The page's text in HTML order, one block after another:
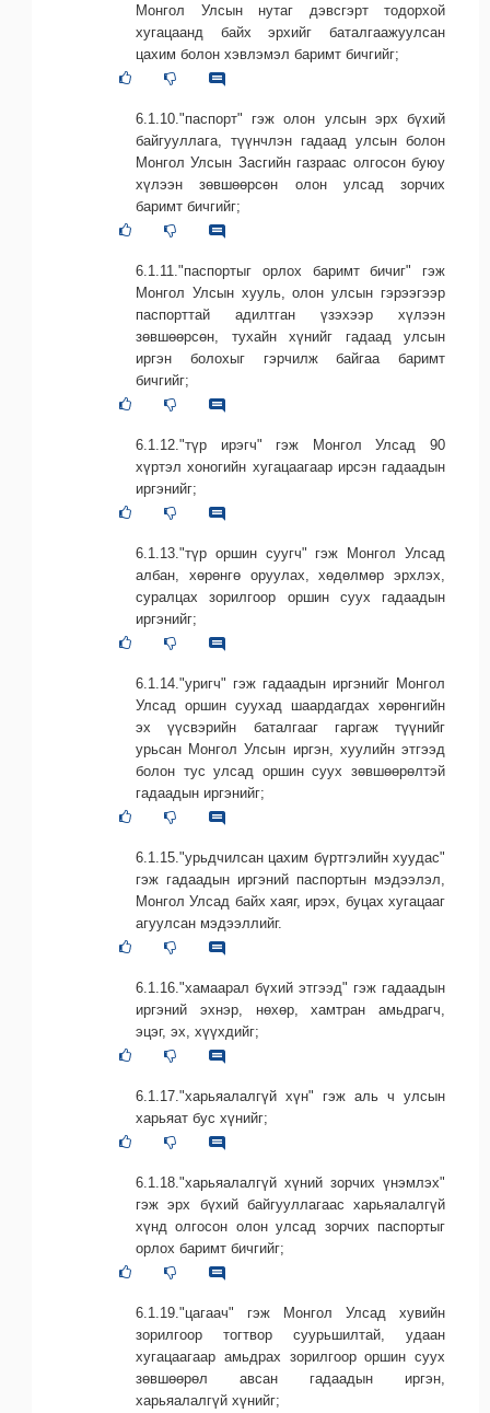
Монгол Улсын нутаг дэвсгэрт тодорхой
хугацаанд байх эрхийг баталгаажуулсан
цахим болон хэвлэмэл баримт бичгийг;
6.1.10."паспорт" гэж олон улсын эрх бүхий
байгууллага, түүнчлэн гадаад улсын болон
Монгол Улсын Засгийн газраас олгосон буюу
хүлээн зөвшөөрсөн олон улсад зорчих
баримт бичгийг;
6.1.11."паспортыг орлох баримт бичиг" гэж
Монгол Улсын хууль, олон улсын гэрээгээр
паспорттай адилтган үзэхээр хүлээн
зөвшөөрсөн, тухайн хүнийг гадаад улсын
иргэн болохыг гэрчилж байгаа баримт
бичгийг;
6.1.12."түр ирэгч" гэж Монгол Улсад 90
хүртэл хоногийн хугацаагаар ирсэн гадаадын
иргэнийг;
6.1.13."түр оршин суугч" гэж Монгол Улсад
албан, хөрөнгө оруулах, хөдөлмөр эрхлэх,
суралцах зорилгоор оршин суух гадаадын
иргэнийг;
6.1.14."уригч" гэж гадаадын иргэнийг Монгол
Улсад оршин суухад шаардагдах хөрөнгийн
эх үүсвэрийн баталгааг гаргаж түүнийг
урьсан Монгол Улсын иргэн, хуулийн этгээд
болон тус улсад оршин суух зөвшөөрөлтэй
гадаадын иргэнийг;
6.1.15."урьдчилсан цахим бүртгэлийн хуудас"
гэж гадаадын иргэний паспортын мэдээлэл,
Монгол Улсад байх хаяг, ирэх, буцах хугацааг
агуулсан мэдээллийг.
6.1.16."хамаарал бүхий этгээд" гэж гадаадын
иргэний эхнэр, нөхөр, хамтран амьдрагч,
эцэг, эх, хүүхдийг;
6.1.17."харьяалалгүй хүн" гэж аль ч улсын
харьяат бус хүнийг;
6.1.18."харьяалалгүй хүний зорчих үнэмлэх"
гэж эрх бүхий байгууллагаас харьяалалгүй
хүнд олгосон олон улсад зорчих паспортыг
орлох баримт бичгийг;
6.1.19."цагаач" гэж Монгол Улсад хувийн
зорилгоор тогтвор суурьшилтай, удаан
хугацаагаар амьдрах зорилгоор оршин суух
зөвшөөрөл авсан гадаадын иргэн,
харьяалалгүй хүнийг;